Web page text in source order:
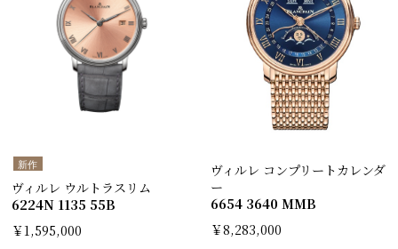
新作
ヴィルレ ウルトラスリム
6224N 1135 55B
￥1,595,000
ヴィルレ コンプリートカレンダ
ー
6654 3640 MMB
￥8,283,000